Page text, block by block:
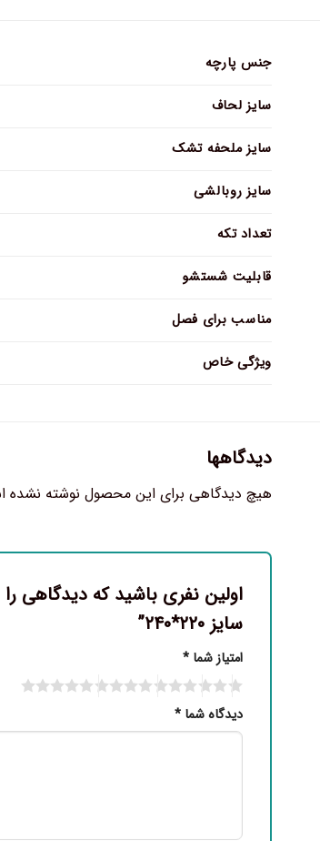
جنس پارچه
سایز لحاف
سایز ملحفه تشک
سایز روبالشی
تعداد تکه
قابلیت شستشو
مناسب برای فصل
ویژگی خاص
دیدگاهها
هیچ دیدگاهی برای این محصول نوشته
اولین نفری باشید که دیدگاهی
سایز ۲۲۰*۲۴۰”
امتیاز شما *
دیدگاه شما *